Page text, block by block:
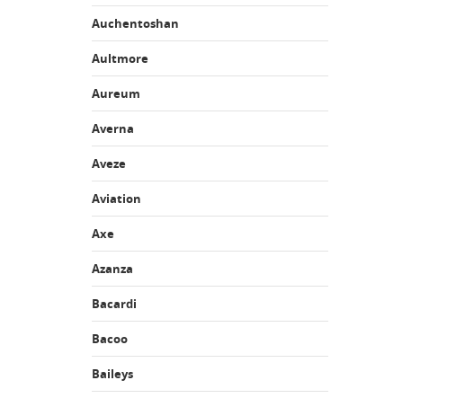
Auchentoshan
Aultmore
Aureum
Averna
Aveze
Aviation
Axe
Azanza
Bacardi
Bacoo
Baileys